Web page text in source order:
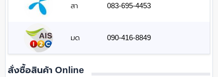
สา 083-695-4453
มด 090-416-8849
สั่งซื้อสินค้า Online